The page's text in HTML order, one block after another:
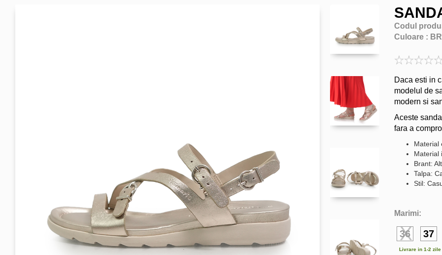
Codul
Culoare :
Daca esti in
modelul de
modern si
Aceste
fara a
Material
Material
Brant:
Talpa:
Stil:
Marimi:
36 37
Livrare in 1-2